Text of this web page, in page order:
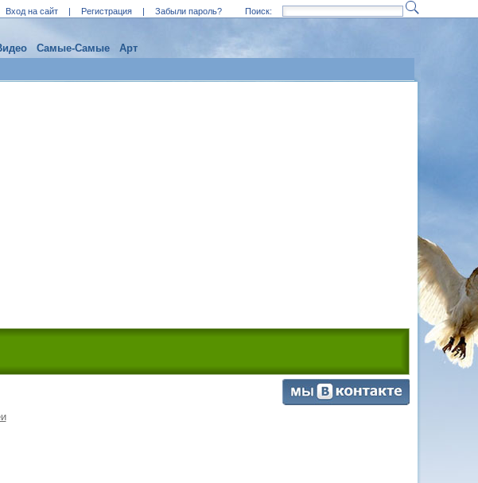
Вход на сайт | Регистрация | Забыли пароль? Поиск:
Самые-Самые Арт